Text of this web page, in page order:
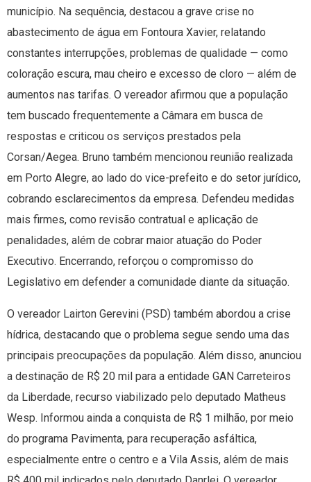
município. Na sequência, destacou a grave crise no
abastecimento de água em Fontoura Xavier, relatando
constantes interrupções, problemas de qualidade — como
coloração escura, mau cheiro e excesso de cloro — além de
aumentos nas tarifas. O vereador afirmou que a população
tem buscado frequentemente a Câmara em busca de
respostas e criticou os serviços prestados pela
Corsan/Aegea. Bruno também mencionou reunião realizada
em Porto Alegre, ao lado do vice-prefeito e do setor jurídico,
cobrando esclarecimentos da empresa. Defendeu medidas
mais firmes, como revisão contratual e aplicação de
penalidades, além de cobrar maior atuação do Poder
Executivo. Encerrando, reforçou o compromisso do
Legislativo em defender a comunidade diante da situação.
O vereador Lairton Gerevini (PSD) também abordou a crise
hídrica, destacando que o problema segue sendo uma das
principais preocupações da população. Além disso, anunciou
a destinação de R$ 20 mil para a entidade GAN Carreteiros
da Liberdade, recurso viabilizado pelo deputado Matheus
Wesp. Informou ainda a conquista de R$ 1 milhão, por meio
do programa Pavimenta, para recuperação asfáltica,
especialmente entre o centro e a Vila Assis, além de mais